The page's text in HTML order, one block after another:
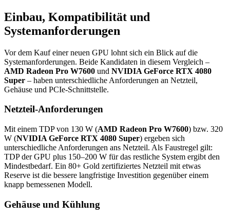
Einbau, Kompatibilität und
Systemanforderungen
Vor dem Kauf einer neuen GPU lohnt sich ein Blick auf die
Systemanforderungen. Beide Kandidaten in diesem Vergleich –
AMD Radeon Pro W7600 und NVIDIA GeForce RTX 4080
Super – haben unterschiedliche Anforderungen an Netzteil,
Gehäuse und PCIe-Schnittstelle.
Netzteil-Anforderungen
Mit einem TDP von 130 W (AMD Radeon Pro W7600) bzw. 320
W (NVIDIA GeForce RTX 4080 Super) ergeben sich
unterschiedliche Anforderungen ans Netzteil. Als Faustregel gilt:
TDP der GPU plus 150–200 W für das restliche System ergibt den
Mindestbedarf. Ein 80+ Gold zertifiziertes Netzteil mit etwas
Reserve ist die bessere langfristige Investition gegenüber einem
knapp bemessenen Modell.
Gehäuse und Kühlung